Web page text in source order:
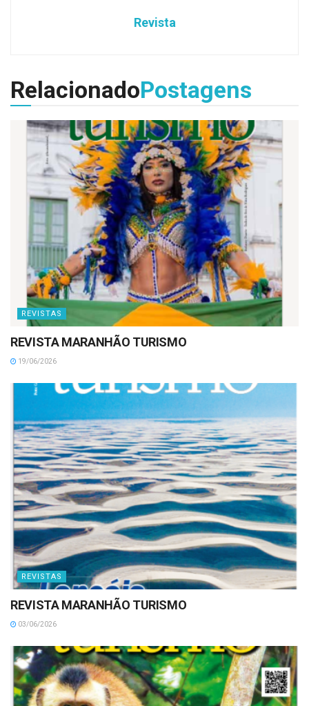
Revista
RelacionadoPostagens
REVISTAS
REVISTA MARANHÃO TURISMO
19/06/2026
REVISTAS
REVISTA MARANHÃO TURISMO
03/06/2026